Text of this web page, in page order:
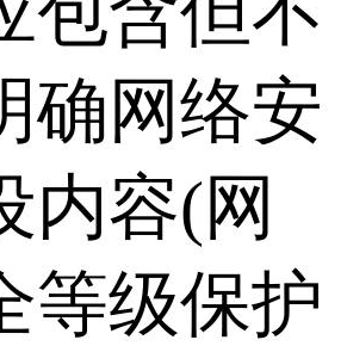
确网络安
内容(网
等级保护